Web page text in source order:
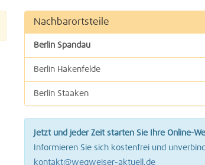
Nachbarortsteile
Berlin Spandau
Berlin Hakenfelde
Berlin Staaken
Jetzt und jeder Zeit starten Sie Ihre Online-
Informieren Sie sich kostenfrei und
kontakt@wegweiser-aktuell.de